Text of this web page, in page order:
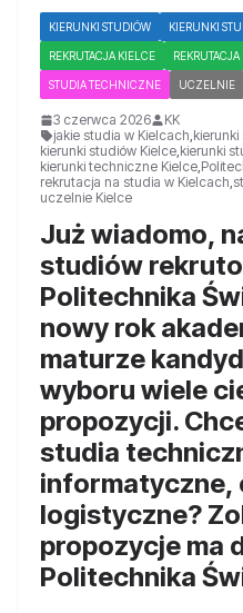
KIERUNKI STUDIÓW KIERUNKI
REKRUTACJA KIELCE
STUDIA TECHNICZNE UCZELNIE
3 czerwca 2026
KK
jakie studia w Kielcach,
kierunki studiów Kielce,kierunki
kierunki techniczne Kielce,
rekrutacja na studia w Kielcach,
uczelnie Kielce
Już wiadomo,
studiów
Politechnika
nowy rok
maturze
wyboru wiele
propozycji.
studia
informatyczne,
logistyczne?
propozycje ma
Politechnika